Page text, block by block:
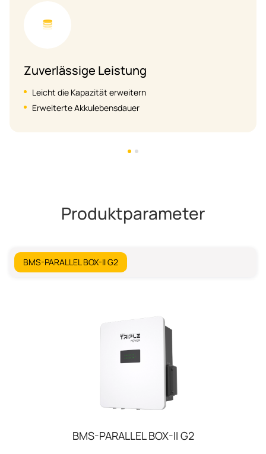
Flexible Anpassungsfähigkeit
Unterstützt zweispaltigen Parallelanschluss
Unterstützt T-BAT-SYS-HV-3.0, T-BAT-SYS-HV-5.8
Produktparameter
BMS-PARALLEL BOX-II G2
BMS-PARALLEL BOX-II G2